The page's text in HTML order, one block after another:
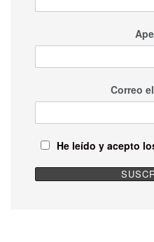
Four Seasons Hotel Bangkok
Correo
He leído y acepto